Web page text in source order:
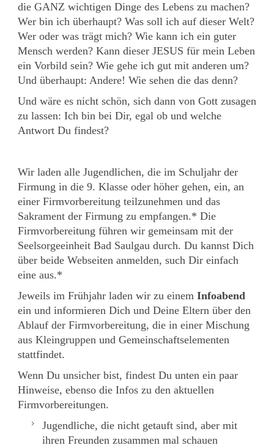
die GANZ wichtigen Dinge des Lebens zu machen?
Wer bin ich überhaupt? Was soll ich auf dieser Welt?
Wer oder was trägt mich? Wie kann ich ein guter
Mensch werden? Kann dieser JESUS für mein Leben
ein Vorbild sein? Wie gehe ich gut mit anderen um?
Und überhaupt: Andere! Wie sehen die das denn?
Und wäre es nicht schön, sich dann von Gott zusagen
zu lassen: Ich bin bei Dir, egal ob und welche
Antwort Du findest?
Wir laden alle Jugendlichen, die im Schuljahr der
Firmung in die 9. Klasse oder höher gehen, ein, an
einer Firmvorbereitung teilzunehmen und das
Sakrament der Firmung zu empfangen.* Die
Firmvorbereitung führen wir gemeinsam mit der
Seelsorgeeinheit Bad Saulgau durch. Du kannst Dich
über beide Webseiten anmelden, such Dir einfach
eine aus.*
Jeweils im Frühjahr laden wir zu einem Infoabend
ein und informieren Dich und Deine Eltern über den
Ablauf der Firmvorbereitung, die in einer Mischung
aus Kleingruppen und Gemeinschaftselementen
stattfindet.
Wenn Du unsicher bist, findest Du unten ein paar
Hinweise, ebenso die Infos zu den aktuellen
Firmvorbereitungen.
Jugendliche, die nicht getauft sind, aber mit
ihren Freunden zusammen mal schauen